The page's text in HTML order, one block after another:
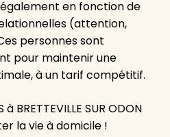
en fonction de
(attention,
personnes sont
pour maintenir une
à un tarif compétitif.
BRETTEVILLE SUR ODON
la vie à domicile !